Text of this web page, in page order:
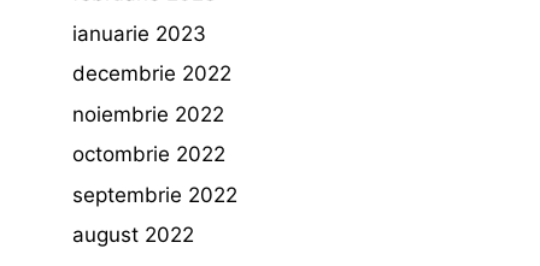
ianuarie 2023
decembrie 2022
noiembrie 2022
octombrie 2022
septembrie 2022
august 2022